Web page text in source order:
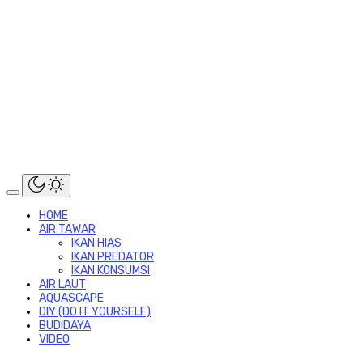
HOME
AIR TAWAR
IKAN HIAS
IKAN PREDATOR
IKAN KONSUMSI
AIR LAUT
AQUASCAPE
DIY (DO IT YOURSELF)
BUDIDAYA
VIDEO